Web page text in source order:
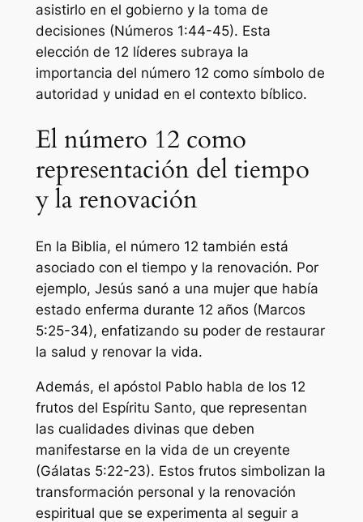
asistirlo en el gobierno y la toma de
decisiones (Números 1:44-45). Esta
elección de 12 líderes subraya la
importancia del número 12 como símbolo de
autoridad y unidad en el contexto bíblico.
El número 12 como
representación del tiempo
y la renovación
En la Biblia, el número 12 también está
asociado con el tiempo y la renovación. Por
ejemplo, Jesús sanó a una mujer que había
estado enferma durante 12 años (Marcos
5:25-34), enfatizando su poder de restaurar
la salud y renovar la vida.
Además, el apóstol Pablo habla de los 12
frutos del Espíritu Santo, que representan
las cualidades divinas que deben
manifestarse en la vida de un creyente
(Gálatas 5:22-23). Estos frutos simbolizan la
transformación personal y la renovación
espiritual que se experimenta al seguir a